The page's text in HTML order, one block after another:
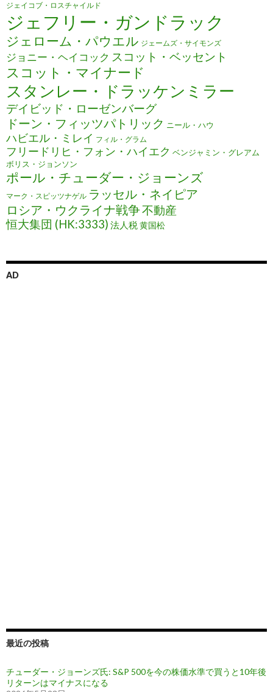
ジェイコブ・ロスチャイルド
ジェフリー・ガンドラック
ジェローム・パウエル ジェームズ・サイモンズ
ジョニー・ヘイコック スコット・ベッセント
スコット・マイナード
スタンレー・ドラッケンミラー
デイビッド・ローゼンバーグ
ドーン・フィッツパトリック ニール・ハウ
ハビエル・ミレイ フィル・グラム
フリードリヒ・フォン・ハイエク ベンジャミン・グレアム
ボリス・ジョンソン
ポール・チューダー・ジョーンズ
マーク・スピッツナゲル ラッセル・ネイピア
ロシア・ウクライナ戦争不動産
恒大集団 (HK:3333) 法人税黄国松
AD
最近の投稿
チューダー・ジョーンズ氏: S&P 500を今の株価水準で買うと10年後
リターンはマイナスになる